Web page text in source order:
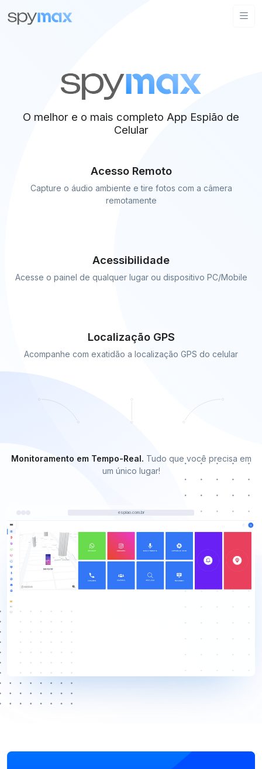
O melhor e o mais completo App Espião de
Celular
Acesso Remoto
Capture o áudio ambiente e tire fotos com a câmera
remotamente
Acessibilidade
Acesse o painel de qualquer lugar ou dispositivo PC/Mobile
Localização GPS
Acompanhe com exatidão a localização GPS do celular
Monitoramento em Tempo-Real. Tudo que você precisa em
um único lugar!
espiao.com.br